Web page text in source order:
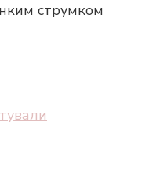
струмком